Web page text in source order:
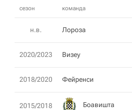
сезон команда
н.в. Лороза
2020/2023 Визеу
2018/2020 Фейренси
2015/2018 Боавишта